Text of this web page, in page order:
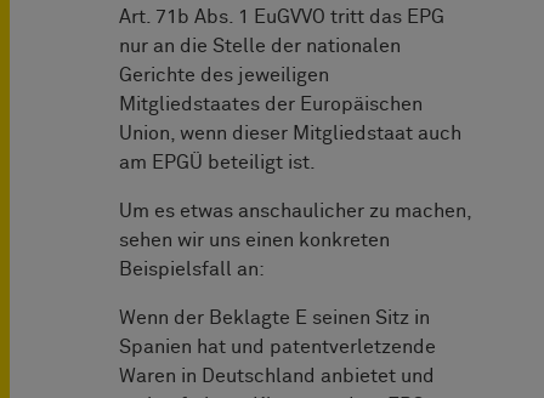
Art. 71b Abs. 1 EuGVVO tritt das EPG
nur an die Stelle der nationalen
Gerichte des jeweiligen
Mitgliedstaates der Europäischen
Union, wenn dieser Mitgliedstaat auch
am EPGÜ beteiligt ist.
Um es etwas anschaulicher zu machen,
sehen wir uns einen konkreten
Beispielsfall an:
Wenn der Beklagte E seinen Sitz in
Spanien hat und patentverletzende
Waren in Deutschland anbietet und